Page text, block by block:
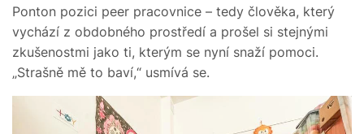
Ponton pozici peer pracovnice – tedy člověka, který
vychází z obdobného prostředí a prošel si stejnými
zkušenostmi jako ti, kterým se nyní snaží pomoci.
„Strašně mě to baví,“ usmívá se.